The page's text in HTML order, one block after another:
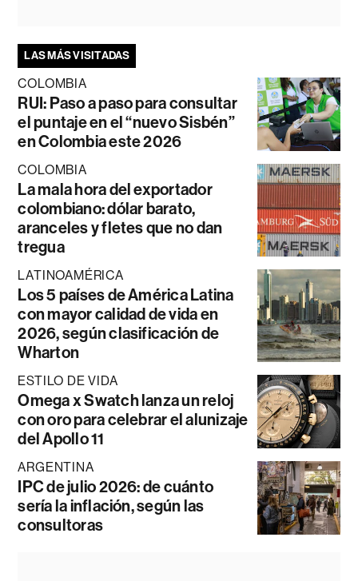
LAS MÁS VISITADAS
COLOMBIA
RUI: Paso a paso para consultar
el puntaje en el “nuevo Sisbén”
en Colombia este 2026
COLOMBIA
La mala hora del exportador
colombiano: dólar barato,
aranceles y fletes que no dan
tregua
LATINOAMÉRICA
Los 5 países de América Latina
con mayor calidad de vida en
2026, según clasificación de
Wharton
ESTILO DE VIDA
Omega x Swatch lanza un reloj
con oro para celebrar el alunizaje
del Apollo 11
ARGENTINA
IPC de julio 2026: de cuánto
sería la inflación, según las
consultoras